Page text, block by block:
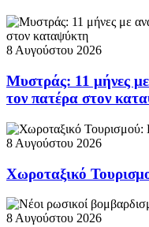
8 Αυγούστου 2026
Μυστράς: 11 μήνες
τον πατέρα στον
8 Αυγούστου 2026
Χωροταξικό
8 Αυγούστου 2026